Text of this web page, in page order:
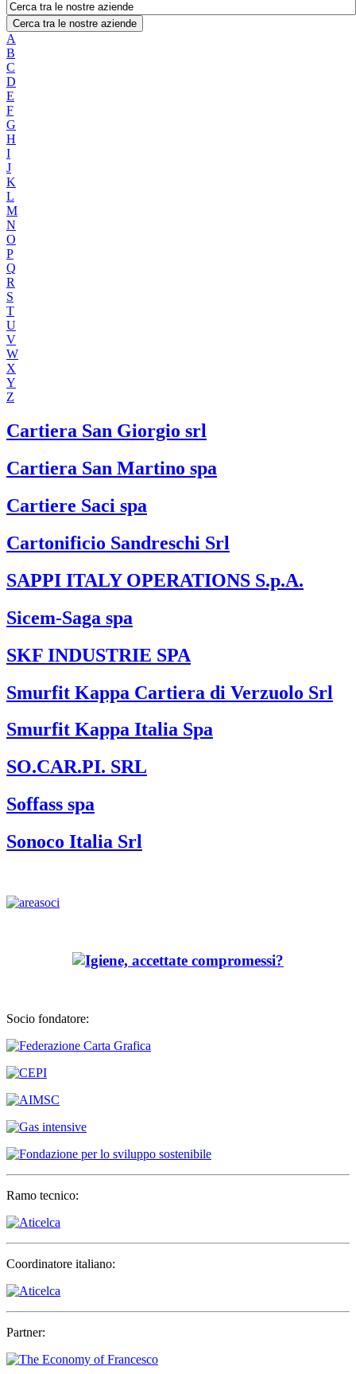
Cerca tra le nostre aziende
A
B
C
D
E
F
G
H
I
J
K
L
M
N
O
P
Q
R
S
T
U
V
W
X
Y
Z
Cartiera San Giorgio srl
Cartiera San Martino spa
Cartiere Saci spa
Cartonificio Sandreschi Srl
SAPPI ITALY OPERATIONS S.p.A.
Sicem-Saga spa
SKF INDUSTRIE SPA
Smurfit Kappa Cartiera di Verzuolo Srl
Smurfit Kappa Italia Spa
SO.CAR.PI. SRL
Soffass spa
Sonoco Italia Srl
Socio fondatore:
Ramo tecnico:
Coordinatore italiano:
Partner: